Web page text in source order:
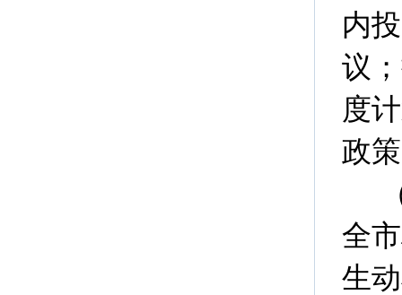
内
议
度
政
全
生